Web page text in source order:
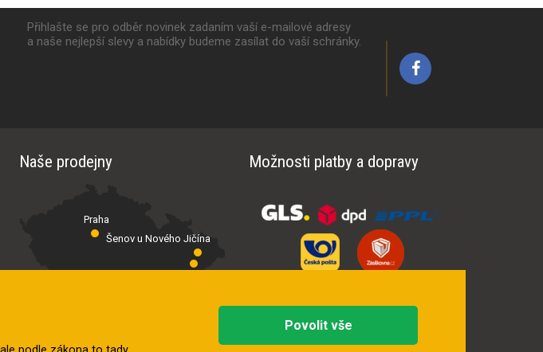
Přihlašte se pro odběr novinek zadaním vaší e-mailové adresy
a naše nejlepší slevy a nabídky budeme zasílat do vaší schránky.
Naše prodejny
Praha
Šenov u Nového Jičína
Možnosti platby a dopravy
Povolit vše